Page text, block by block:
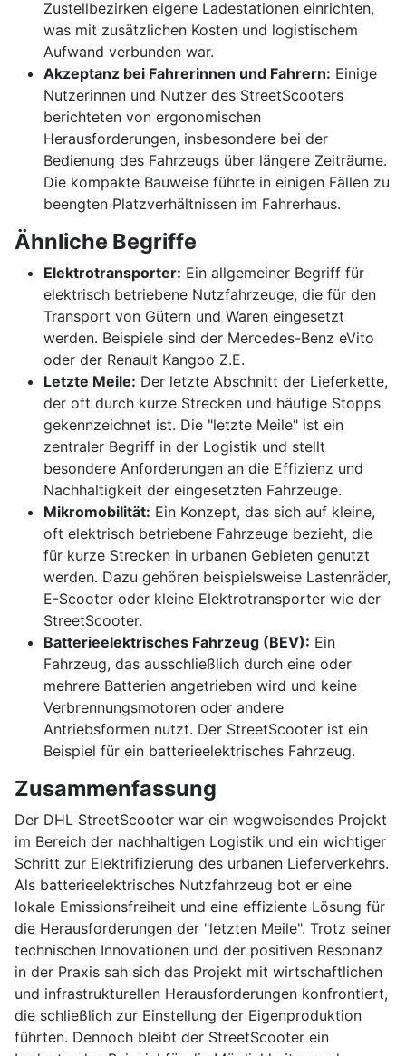
Zustellbezirken eigene Ladestationen einrichten,
was mit zusätzlichen Kosten und logistischem
Aufwand verbunden war.
Akzeptanz bei Fahrerinnen und Fahrern: Einige
Nutzerinnen und Nutzer des StreetScooters
berichteten von ergonomischen
Herausforderungen, insbesondere bei der
Bedienung des Fahrzeugs über längere Zeiträume.
Die kompakte Bauweise führte in einigen Fällen zu
beengten Platzverhältnissen im Fahrerhaus.
Ähnliche Begriffe
Elektrotransporter: Ein allgemeiner Begriff für
elektrisch betriebene Nutzfahrzeuge, die für den
Transport von Gütern und Waren eingesetzt
werden. Beispiele sind der Mercedes-Benz eVito
oder der Renault Kangoo Z.E.
Letzte Meile: Der letzte Abschnitt der Lieferkette,
der oft durch kurze Strecken und häufige Stopps
gekennzeichnet ist. Die "letzte Meile" ist ein
zentraler Begriff in der Logistik und stellt
besondere Anforderungen an die Effizienz und
Nachhaltigkeit der eingesetzten Fahrzeuge.
Mikromobilität: Ein Konzept, das sich auf kleine,
oft elektrisch betriebene Fahrzeuge bezieht, die
für kurze Strecken in urbanen Gebieten genutzt
werden. Dazu gehören beispielsweise Lastenräder,
E-Scooter oder kleine Elektrotransporter wie der
StreetScooter.
Batterieelektrisches Fahrzeug (BEV): Ein
Fahrzeug, das ausschließlich durch eine oder
mehrere Batterien angetrieben wird und keine
Verbrennungsmotoren oder andere
Antriebsformen nutzt. Der StreetScooter ist ein
Beispiel für ein batterieelektrisches Fahrzeug.
Zusammenfassung
Der DHL StreetScooter war ein wegweisendes Projekt
im Bereich der nachhaltigen Logistik und ein wichtiger
Schritt zur Elektrifizierung des urbanen Lieferverkehrs.
Als batterieelektrisches Nutzfahrzeug bot er eine
lokale Emissionsfreiheit und eine effiziente Lösung für
die Herausforderungen der "letzten Meile". Trotz seiner
technischen Innovationen und der positiven Resonanz
in der Praxis sah sich das Projekt mit wirtschaftlichen
und infrastrukturellen Herausforderungen konfrontiert,
die schließlich zur Einstellung der Eigenproduktion
führten. Dennoch bleibt der StreetScooter ein